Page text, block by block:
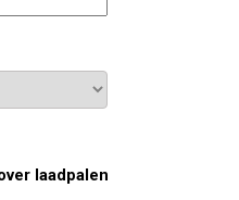
laadpalen